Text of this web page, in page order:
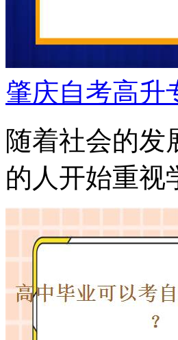
肇庆自考高升
随着社会的发
的人开始重视